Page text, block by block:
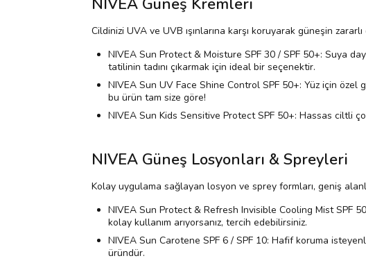
Cildinizi UVA ve UVB ışınlarına karşı koruyarak güneşin
NIVEA Sun Protect & Moisture SPF 30 / SPF 50+: Suya
tatilinin tadını çıkarmak için ideal bir seçenektir.
NIVEA Sun UV Face Shine Control SPF 50+: Yüz için
bu ürün tam size göre!
NIVEA Sun Kids Sensitive Protect SPF 50+: Hassas ciltli
NIVEA Güneş Losyonları & Spreyleri
Kolay uygulama sağlayan losyon ve sprey formları, geniş
NIVEA Sun Protect & Refresh Invisible Cooling Mist SPF
kolay kullanım arıyorsanız, tercih edebilirsiniz.
NIVEA Sun Carotene SPF 6 / SPF 10: Hafif koruma
üründür.